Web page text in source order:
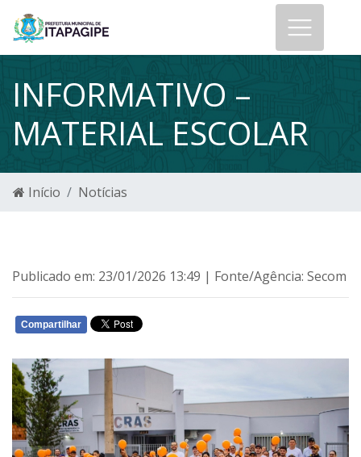
INFORMATIVO –
MATERIAL ESCOLAR
Início Notícias
Publicado em: 23/01/2026 13:49 | Fonte/Agência: Secom
Compartilhar